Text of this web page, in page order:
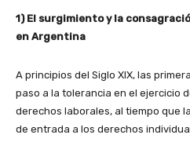
1) El surgimiento y la
en Argentina
A principios del Siglo XIX, las
paso a la tolerancia en el ejercicio
derechos laborales, al tiempo que
de entrada a los derechos